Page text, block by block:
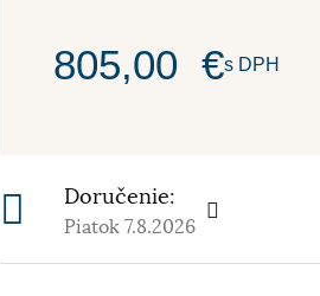
805,00 €s DPH
Doručenie:
Piatok 7.8.2026